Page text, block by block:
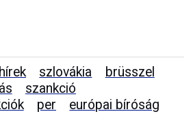
hírek szlovákia
brüsszel
szankció
per európai bíróság